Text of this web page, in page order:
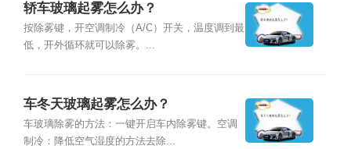
轿车玻璃起雾怎么办？
按除雾键，开空调制冷（A/C）开关，温度调到最
低，开外循环就可以除雾。...
车冬天玻璃起雾怎么办？
车玻璃除雾的方法：一键开启车内除雾键。空调
制冷：降低空气湿度的方法去除...